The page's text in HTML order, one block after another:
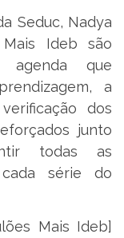
Seduc, Nadya
Ideb são
agenda que
a
dos
junto
todas as
série do
Mais Ideb]